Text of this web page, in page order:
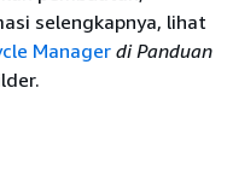
selengkapnya, lihat
Managerdi Panduan